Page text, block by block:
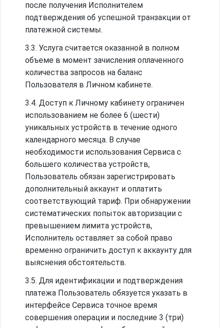
после получения Исполнителем
подтверждения об успешной транзакции от
платежной системы.
3.3. Услуга считается оказанной в полном
объеме в момент зачисления оплаченного
количества запросов на баланс
Пользователя в Личном кабинете.
3.4. Доступ к Личному кабинету ограничен
использованием не более 6 (шести)
уникальных устройств в течение одного
календарного месяца. В случае
необходимости использования Сервиса с
большего количества устройств,
Пользователь обязан зарегистрировать
дополнительный аккаунт и оплатить
соответствующий тариф. При обнаружении
систематических попыток авторизации с
превышением лимита устройств,
Исполнитель оставляет за собой право
временно ограничить доступ к аккаунту для
выяснения обстоятельств.
3.5. Для идентификации и подтверждения
платежа Пользователь обязуется указать в
интерфейсе Сервиса точное время
совершения операции и последние 3 (три)